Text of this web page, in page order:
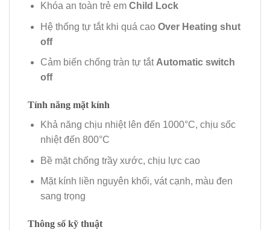
Khóa an toàn trẻ em Child Lock
Hệ thống tự tắt khi quá cao Over Heating shut
off
Cảm biến chống tràn tự tắtAutomatic switch
off
Tính năng mặt kính
Khả năng chịu nhiệt lên đến 1000°C, chịu sốc
nhiệt đến 800°C
Bề mặt chống trầy xước, chịu lực cao
Mặt kính liền nguyên khối, vát cạnh, màu đen
sang trọng
Thông số kỹ thuật